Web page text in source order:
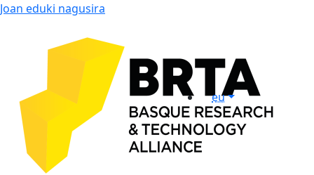
Joan eduki nagusira
eu